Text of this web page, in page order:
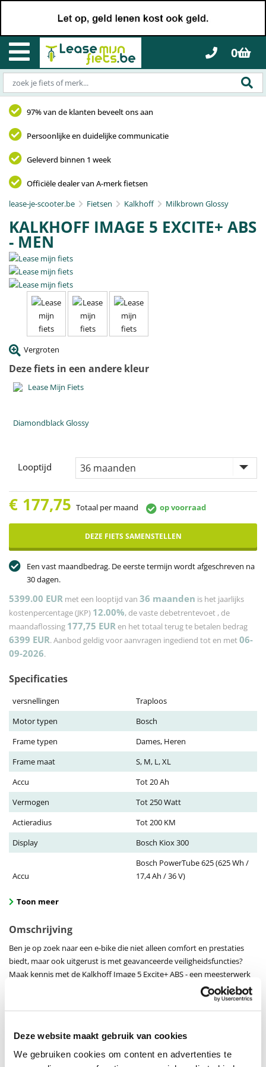
Deze website maakt gebruik van cookies
We gebruiken cookies om content en advertenties te
0
97% van de klanten beveelt ons aan
Persoonlijke en duidelijke communicatie
Geleverd binnen 1 week
Officiële dealer van A-merk fietsen
lease-je-scooter.be
Fietsen Kalkhoff Milkbrown Glossy
KALKHOFF IMAGE 5 EXCITE+ ABS
- MEN
Vergroten
Deze fiets in een andere kleur
Diamondblack Glossy
Looptijd
€ 177,75 Totaal per maand op voorraad
DEZE FIETS SAMENSTELLEN
Een vast maandbedrag. De eerste termijn wordt afgeschreven na
30 dagen.
5399.00 EUR met een looptijd van 36 maanden is het jaarlijks
kostenpercentage (JKP) 12.00%, de vaste debetrentevoet , de
maandaflossing 177,75 EURen het totaal terug te betalen bedrag
6399 EUR. Aanbod geldig voor aanvragen ingediend tot en met06-
09-2026.
Specificaties
versnellingen
Traploos
Motor typen
Bosch
Frame typen
Dames, Heren
Frame maat
S, M, L, XL
Accu
Tot 20 Ah
Vermogen
Tot 250 Watt
Actieradius
Tot 200 KM
Display
Bosch Kiox 300
Accu
Bosch PowerTube 625 (625 Wh /
17,4 Ah / 36 V)
Toon meer
Omschrijving
Ben je op zoek naar een e-bike die niet alleen comfort en prestaties
biedt, maar ook uitgerust is met geavanceerde veiligheidsfuncties?
Maak kennis met de Kalkhoff Image 5 Excite+ ABS - een meesterwerk
van Duitse technologie en innovatie dat je fietservaring naar een
Het aluminium frame van de Kalkhoff Image 5 Excite+ ABS biedt niet
alleen een gestroomlijnde uitstraling, maar ook een ongeëvenaard